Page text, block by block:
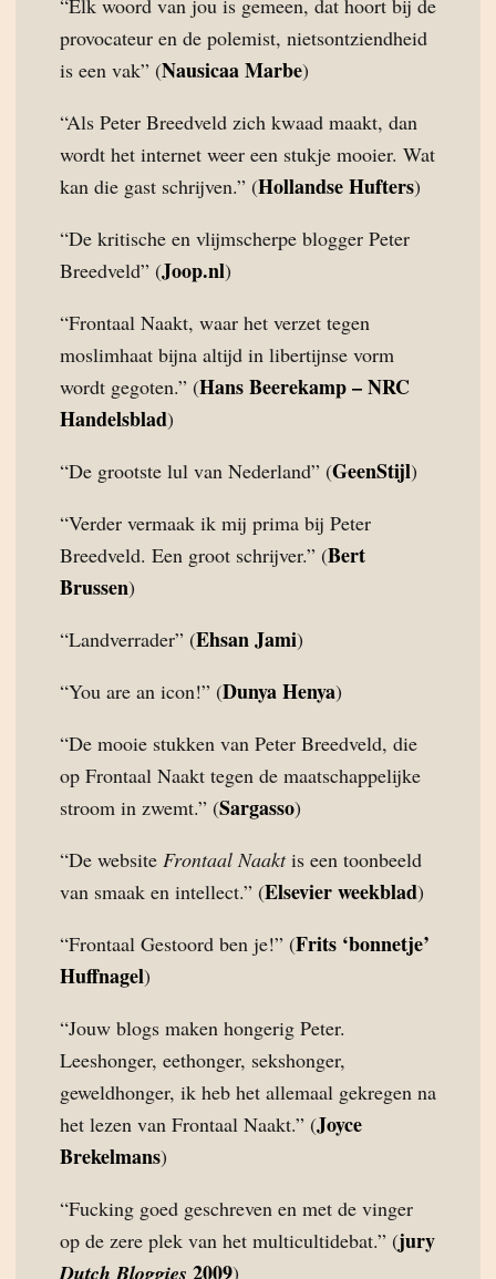
“Elk woord van jou is gemeen, dat hoort bij de
provocateur en de polemist, nietsontziendheid
is een vak” (Nausicaa Marbe)
“Als Peter Breedveld zich kwaad maakt, dan
wordt het internet weer een stukje mooier. Wat
kan die gast schrijven.” (Hollandse Hufters)
“De kritische en vlijmscherpe blogger Peter
Breedveld” (Joop.nl)
“Frontaal Naakt, waar het verzet tegen
moslimhaat bijna altijd in libertijnse vorm
wordt gegoten.” (Hans Beerekamp – NRC
Handelsblad)
“De grootste lul van Nederland” (GeenStijl)
“Verder vermaak ik mij prima bij Peter
Breedveld. Een groot schrijver.” (Bert
Brussen)
“Landverrader” (Ehsan Jami)
“You are an icon!” (Dunya Henya)
“De mooie stukken van Peter Breedveld, die
op Frontaal Naakt tegen de maatschappelijke
stroom in zwemt.” (Sargasso)
“De website Frontaal Naaktis een toonbeeld
van smaak en intellect.” (Elsevier weekblad)
“Frontaal Gestoord ben je!” (Frits ‘bonnetje’
Huffnagel)
“Jouw blogs maken hongerig Peter.
Leeshonger, eethonger, sekshonger,
geweldhonger, ik heb het allemaal gekregen na
het lezen van Frontaal Naakt.” (Joyce
Brekelmans)
“Fucking goed geschreven en met de vinger
op de zere plek van het multicultidebat.” (jury
Dutch Bloggies 2009)